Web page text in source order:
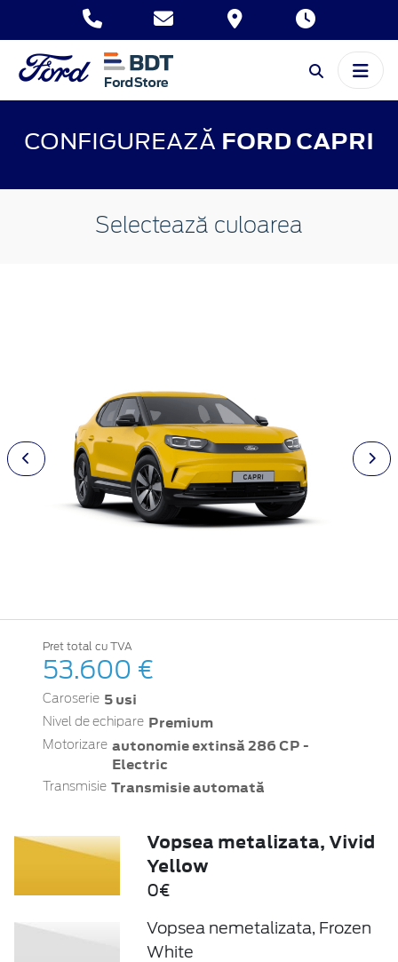
CONFIGUREAZĂ FORD CAPRI
Selectează culoarea
Pret total cu TVA
53.600 €
Caroserie 5 usi
Nivel de echipare Premium
Motorizare autonomie extinsă 286 CP -
Electric
Transmisie Transmisie automată
Vopsea metalizata, Vivid
Yellow
0€
Vopsea nemetalizata, Frozen
White